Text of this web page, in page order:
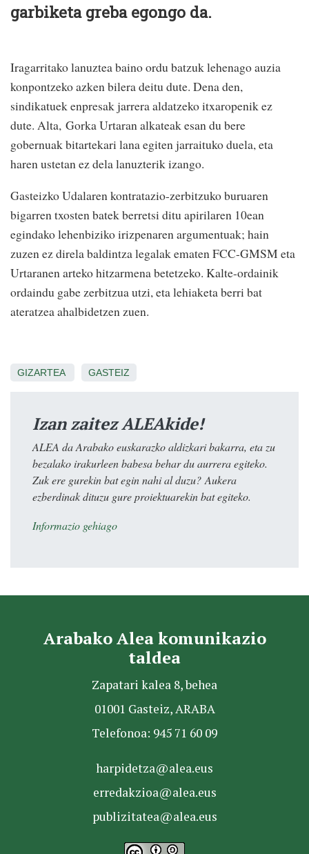
garbiketa greba egongo da.
Iragarritako lanuztea baino ordu batzuk lehenago auzia
konpontzeko azken bilera deitu dute. Dena den,
sindikatuek enpresak jarrera aldatzeko itxaropenik ez
dute. Alta, Gorka Urtaran alkateak esan du bere
gobernuak bitartekari lana egiten jarraituko duela, eta
haren ustetan ez dela lanuzterik izango.
Gasteizko Udalaren kontratazio-zerbitzuko buruaren
bigarren txosten batek berretsi ditu apirilaren 10ean
egindako lehenbiziko irizpenaren argumentuak; hain
zuzen ez direla baldintza legalak ematen FCC-GMSM eta
Urtaranen arteko hitzarmena betetzeko. Kalte-ordainik
ordaindu gabe zerbitzua utzi, eta lehiaketa berri bat
ateratzea ahalbidetzen zuen.
GIZARTEA GASTEIZ
Izan zaitez ALEAkide!
ALEA da Arabako euskarazko aldizkari bakarra, eta zu
bezalako irakurleen babesa behar du aurrera egiteko.
Zuk ere gurekin bat egin nahi al duzu? Aukera
ezberdinak dituzu gure proiektuarekin bat egiteko.
Informazio gehiago
Arabako Alea komunikazio
taldea
Zapatari kalea 8, behea
01001 Gasteiz, ARABA
Telefonoa: 945 71 60 09
harpidetza@alea.eus
erredakzioa@alea.eus
publizitatea@alea.eus